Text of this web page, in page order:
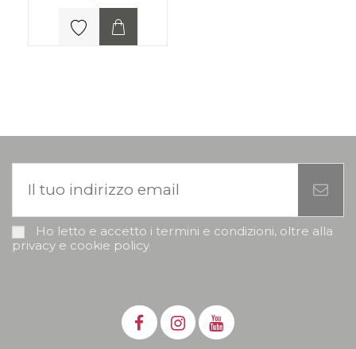
Ho letto e accetto i termini e condizioni, oltre alla
privacy e cookie policy